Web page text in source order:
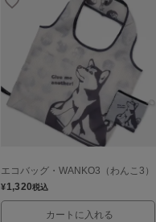
エコバッグ・WANKO3（わんこ3）
¥1,320税込
カートに入れる